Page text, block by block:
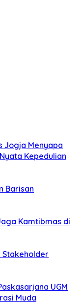
Jogja Menyapa
Kepedulian
Barisan
Kamtibmas di
Stakeholder
UGM
Muda